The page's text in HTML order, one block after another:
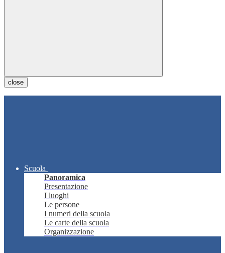
close
Scuola
Panoramica
Presentazione
I luoghi
Le persone
I numeri della scuola
Le carte della scuola
Organizzazione